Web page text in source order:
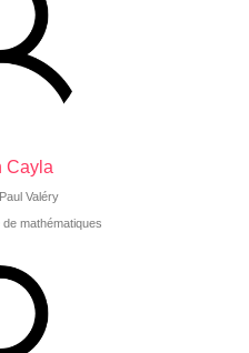
Cayla
Valéry
mathématiques